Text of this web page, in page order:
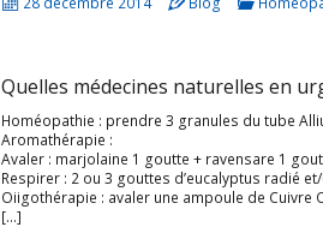
Quelles médecines naturelles en
Aromathérapie :
Avaler : marjolaine 1 goutte + ravensare 1
Respirer : 2 ou 3 gouttes d’eucalyptus radié et/ou pin sylvestre et/
Oiigothérapie : avaler une ampoule de
[…]